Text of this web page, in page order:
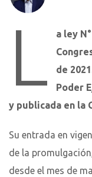
L
a ley
de
Poder
y publicada en la
Su entrada en
de la
desde el mes de